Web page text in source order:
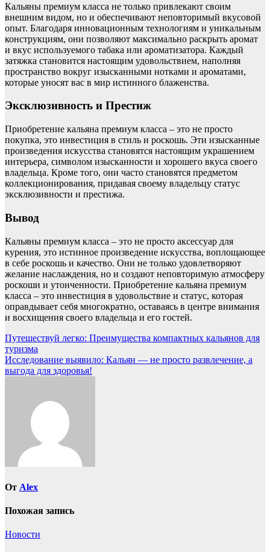
Кальяны премиум класса не только привлекают своим
внешним видом, но и обеспечивают неповторимый вкусовой
опыт. Благодаря инновационным технологиям и уникальным
конструкциям, они позволяют максимально раскрыть аромат
и вкус используемого табака или ароматизатора. Каждый
затяжка становится настоящим удовольствием, наполняя
пространство вокруг изысканными нотками и ароматами,
которые уносят вас в мир истинного блаженства.
Эксклюзивность и Престиж
Приобретение кальяна премиум класса – это не просто
покупка, это инвестиция в стиль и роскошь. Эти изысканные
произведения искусства становятся настоящим украшением
интерьера, символом изысканности и хорошего вкуса своего
владельца. Кроме того, они часто становятся предметом
коллекционирования, придавая своему владельцу статус
эксклюзивности и престижа.
Вывод
Кальяны премиум класса – это не просто аксессуар для
курения, это истинное произведение искусства, воплощающее
в себе роскошь и качество. Они не только удовлетворяют
желание наслаждения, но и создают неповторимую атмосферу
роскоши и утонченности. Приобретение кальяна премиум
класса – это инвестиция в удовольствие и статус, которая
оправдывает себя многократно, оставаясь в центре внимания
и восхищения своего владельца и его гостей.
Навигация
по
записям
Путешествуй легко: Преимущества компактных кальянов для
туризма
Исследование выявило: Кальян — не просто развлечение, а
выгода для здоровья!
От Alex
Похожая запись
Новости